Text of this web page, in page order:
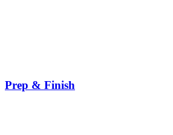
Prep & Finish